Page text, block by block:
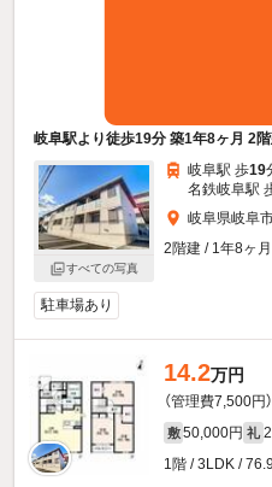
岐阜駅より徒歩19分 築1年8ヶ月 2
すべての写真
岐阜駅 歩19
名鉄岐阜駅
岐阜県岐阜
2階建 / 1年8ヶ
駐車場あり
14.2万円
（管理費7,500円）
敷 50,000円 礼
1階 / 3LDK /